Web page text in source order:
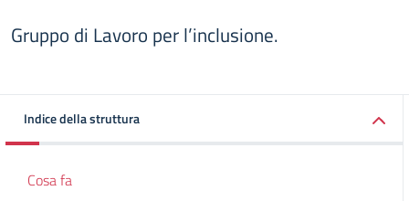
Gruppo di Lavoro per l’inclusione.
Indice della struttura
Cosa fa